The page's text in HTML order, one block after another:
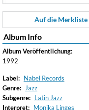
Auf die Merkliste
Album Info
Album Veröffentlichung:
1992
Label: Nabel Records
Genre:
Jazz
Subgenre: Latin Jazz
Interpret: Monika Linges